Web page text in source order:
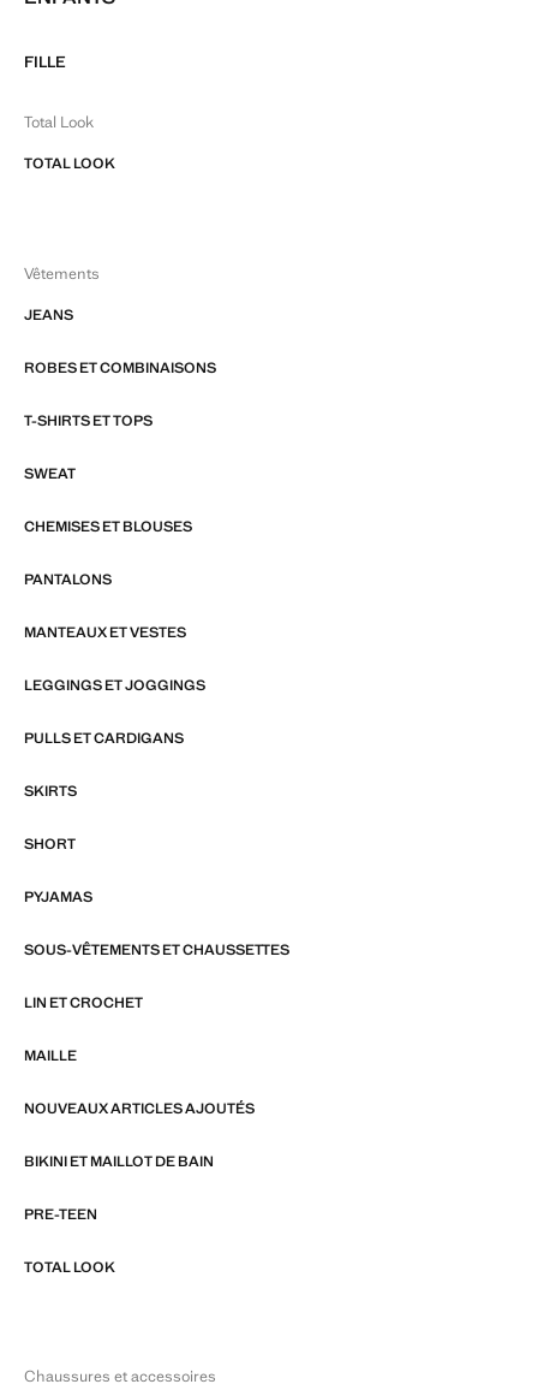
FILLE
Total Look
TOTAL LOOK
Vêtements
JEANS
ROBES ET COMBINAISONS
T-SHIRTS ET TOPS
SWEAT
CHEMISES ET BLOUSES
PANTALONS
MANTEAUX ET VESTES
LEGGINGS ET JOGGINGS
PULLS ET CARDIGANS
SKIRTS
SHORT
PYJAMAS
SOUS-VÊTEMENTS ET CHAUSSETTES
LIN ET CROCHET
MAILLE
NOUVEAUX ARTICLES AJOUTÉS
BIKINI ET MAILLOT DE BAIN
PRE-TEEN
TOTAL LOOK
Chaussures et accessoires